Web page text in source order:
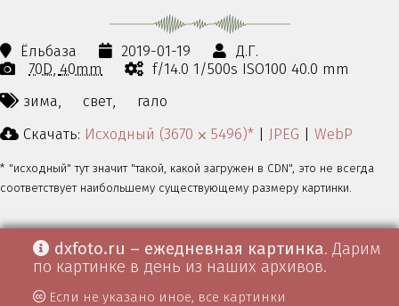
Ёльбаза 2019-01-19
Д.Г.
70D 40mm
f/14.0 1/500s ISO100 40.0 mm
зима,
свет,
гало
Скачать: Исходный (3670 ⨉ 5496)* JPEG WebP
* "исходный" тут значит "такой, какой загружен в CDN", это не всегда
соответствует наибольшему существующему размеру картинки.
dxfoto.ru – ежедневная картинка. Дарим
по картинке в день из наших архивов.
Если не указано иное, все картинки